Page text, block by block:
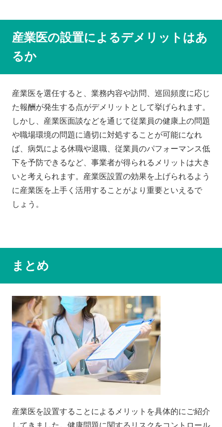
産業医の設置によるデメリットはあ
るか
産業医を選任すると、業務内容や訪問、巡回頻度に応じ
た報酬が発生する点がデメリットとして挙げられます。
しかし、産業医面談などを通じて従業員の健康上の問題
や職場環境の問題に適切に対処することが可能になれ
ば、病気による休職や退職、従業員のパフォーマンス低
下を予防できるなど、事業者が得られるメリットは大き
いと考えられます。産業医設置の効果を上げられるよう
に産業医を上手く活用することがより重要といえるで
しょう。
まとめ
産業医を設置することによるメリットを具体的にご紹介
してきました。健康問題に関するリスクをコントロール